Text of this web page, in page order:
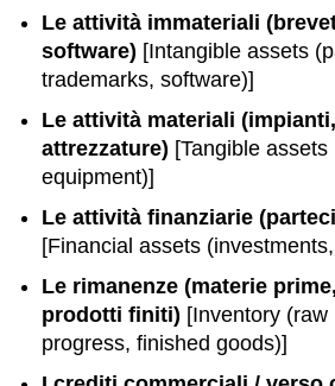
Le attività immateriali
software) [Intangible assets
trademarks, software)]
Le attività materiali
attrezzature) [Tangible
equipment)]
Le attività finanziarie
[Financial assets
Le rimanenze (materie
prodotti finiti) [Inventory
progress, finished goods)]